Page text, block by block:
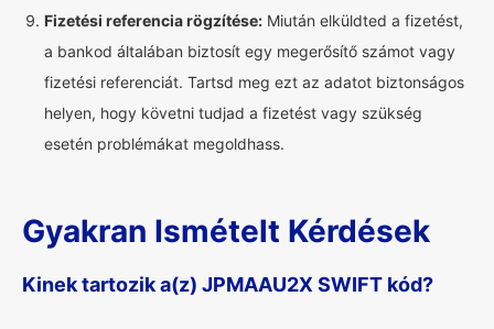
Fizetési referencia rögzítése: Miután elküldted a fizetést,
a bankod általában biztosít egy megerősítő számot vagy
fizetési referenciát. Tartsd meg ezt az adatot biztonságos
helyen, hogy követni tudjad a fizetést vagy szükség
esetén problémákat megoldhass.
Gyakran Ismételt Kérdések
Kinek tartozik a(z) JPMAAU2X SWIFT kód?